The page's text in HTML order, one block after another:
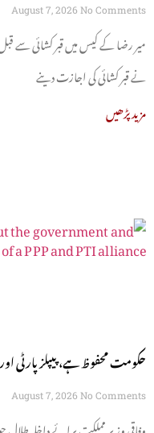
August 7, 2026 No Comments
میر رضا کے کیس میں قبر کشائی سے
نے قبر کشائی کی اجازت دینے
مزید پڑھیں
حکومت محفوظ ہے، پیپلز پارٹی
چوہدری
August 7, 2026 No Comments